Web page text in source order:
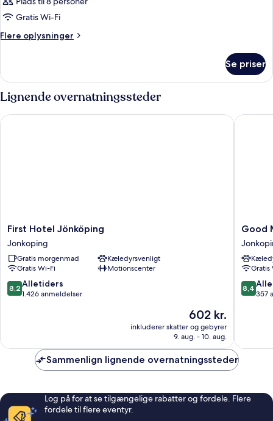
Gratis Wi-Fi
Flere oplysninger
Flere
Se priser
Lignende overnatningssteder
First
Hotel
Jönköping
Jonkoping
First Hotel Jönköping
Jonkoping
Gratis morgenmad
Kæledyrsvenligt
Gratis Wi-Fi
Motionscenter
8.2
ud
anmeldelser
8,2 Alletiders
1.426 anmeldelser
Prisen
602 kr.
602 kr.
inkluderer skatter og gebyrer
9. aug. - 10. aug.
First Hotel Jönköping
Good
Morning
Good
Gratis
8.4
ud
8,4
357
Good
Sammenlign lignende overnatningssteder
Log på for at se tilgængelige rabatter og fordele. Flere
fordele til flere eventyr.